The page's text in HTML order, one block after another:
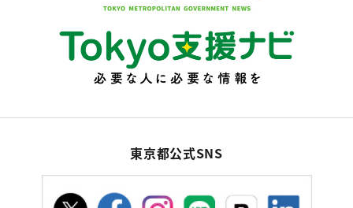
東京都公式SNS